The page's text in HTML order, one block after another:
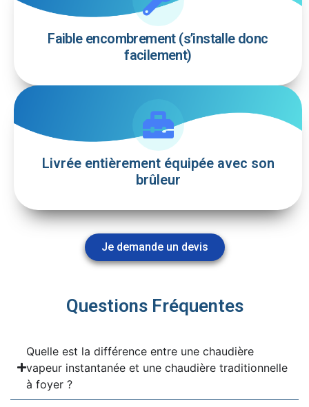
Faible encombrement (s’installe donc
facilement)
Livrée entièrement équipée avec son
brûleur
Je demande un devis
Questions Fréquentes
Quelle est la différence entre une chaudière
vapeur instantanée et une chaudière traditionnelle
à foyer ?